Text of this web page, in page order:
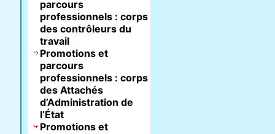
parcours
professionnels : corps
des contrôleurs du
travail
Promotions et
parcours
professionnels : corps
des Attachés
d’Administration de
l’État
Promotions et